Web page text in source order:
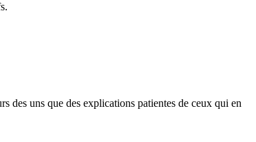
des uns que des explications patientes de ceux qui en